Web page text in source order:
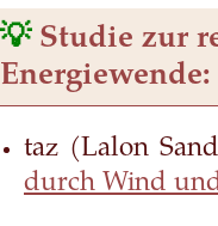
💡Studie zur
taz (Lalon
durch Wind